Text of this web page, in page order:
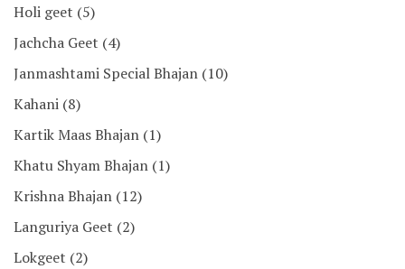
Holi geet (5)
Jachcha Geet (4)
Janmashtami Special Bhajan (10)
Kahani (8)
Kartik Maas Bhajan (1)
Khatu Shyam Bhajan (1)
Krishna Bhajan (12)
Languriya Geet (2)
Lokgeet (2)